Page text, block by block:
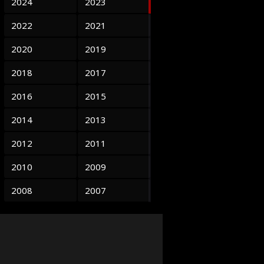
2022
2021
2020
2019
2018
2017
2016
2015
2014
2013
2012
2011
2010
2009
2008
2007
2006
2005